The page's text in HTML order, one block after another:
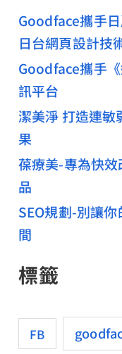
Goodface攜手
日台網頁設計技
Goodface攜手
訊平台
潔美淨 打造連
果
葆療美-專為快
品
SEO規劃-別讓
間
標籤
FB